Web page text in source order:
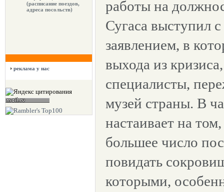
(расписание поездов,
адреса посольств)
реклама у нас
работы на
Сугаса выступил
заявлением, в
выхода из
специалисты,
музей страны. В
настаивает на
большее число
повидать
которыми,